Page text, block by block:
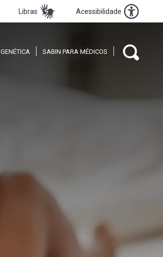
Libras Acessibilidade
GENÉTICA SABIN PARA MÉDICOS